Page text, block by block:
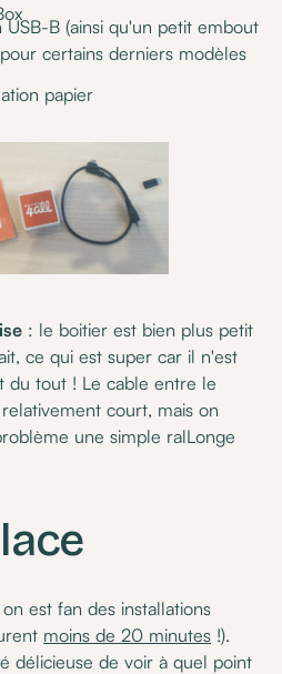
B (ainsi qu'un petit embout
certains derniers modèles
papier
: le boitier est bien plus petit
ce qui est super car il n'est
du tout ! Le cable entre le
court, mais on
une simple ralLonge
est fan des installations
moins de 20 minutes !).
délicieuse de voir à quel point